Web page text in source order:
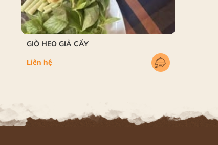
GIÒ HEO GIẢ CẦY
Liên hệ